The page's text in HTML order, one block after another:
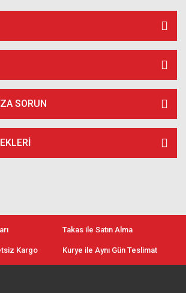
SORUN
Takas ile Satın Alma
Kargo Kurye ile Aynı Gün Teslimat